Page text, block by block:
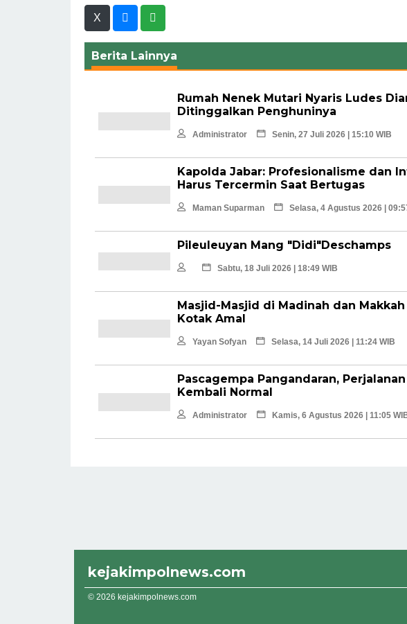
X
Berita Lainnya
Rumah Nenek Mutari Nyaris Ludes
Ditinggalkan Penghuninya
Administrator Senin, 27 Juli 2026 | 15:10 WIB
Kapolda Jabar: Profesionalisme dan
Harus Tercermin Saat Bertugas
Maman Suparman Selasa, 4 Agustus 2026 |
Pileuleuyan Mang "Didi"Deschamps
Sabtu, 18 Juli 2026 | 18:49 WIB
Masjid-Masjid di Madinah dan
Kotak Amal
Yayan Sofyan Selasa, 14 Juli 2026 | 11:24 WIB
Pascagempa Pangandaran,
Kembali Normal
Administrator Kamis, 6 Agustus 2026 | 11:05
kejakimpolnews.com
© 2026 kejakimpolnews.com